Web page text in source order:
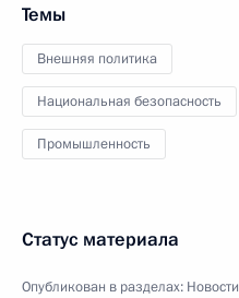
Темы
Внешняя политика
Национальная безопасность
Промышленность
Статус материала
Опубликован в разделах: Новости